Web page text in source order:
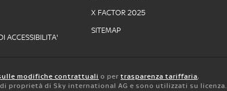
ACCESSIBILITA'
X FACTOR 2025
SITEMAP
modifiche contrattuali o per trasparenza tariffaria,
di Sky international AG e sono utilizzati su licenza.